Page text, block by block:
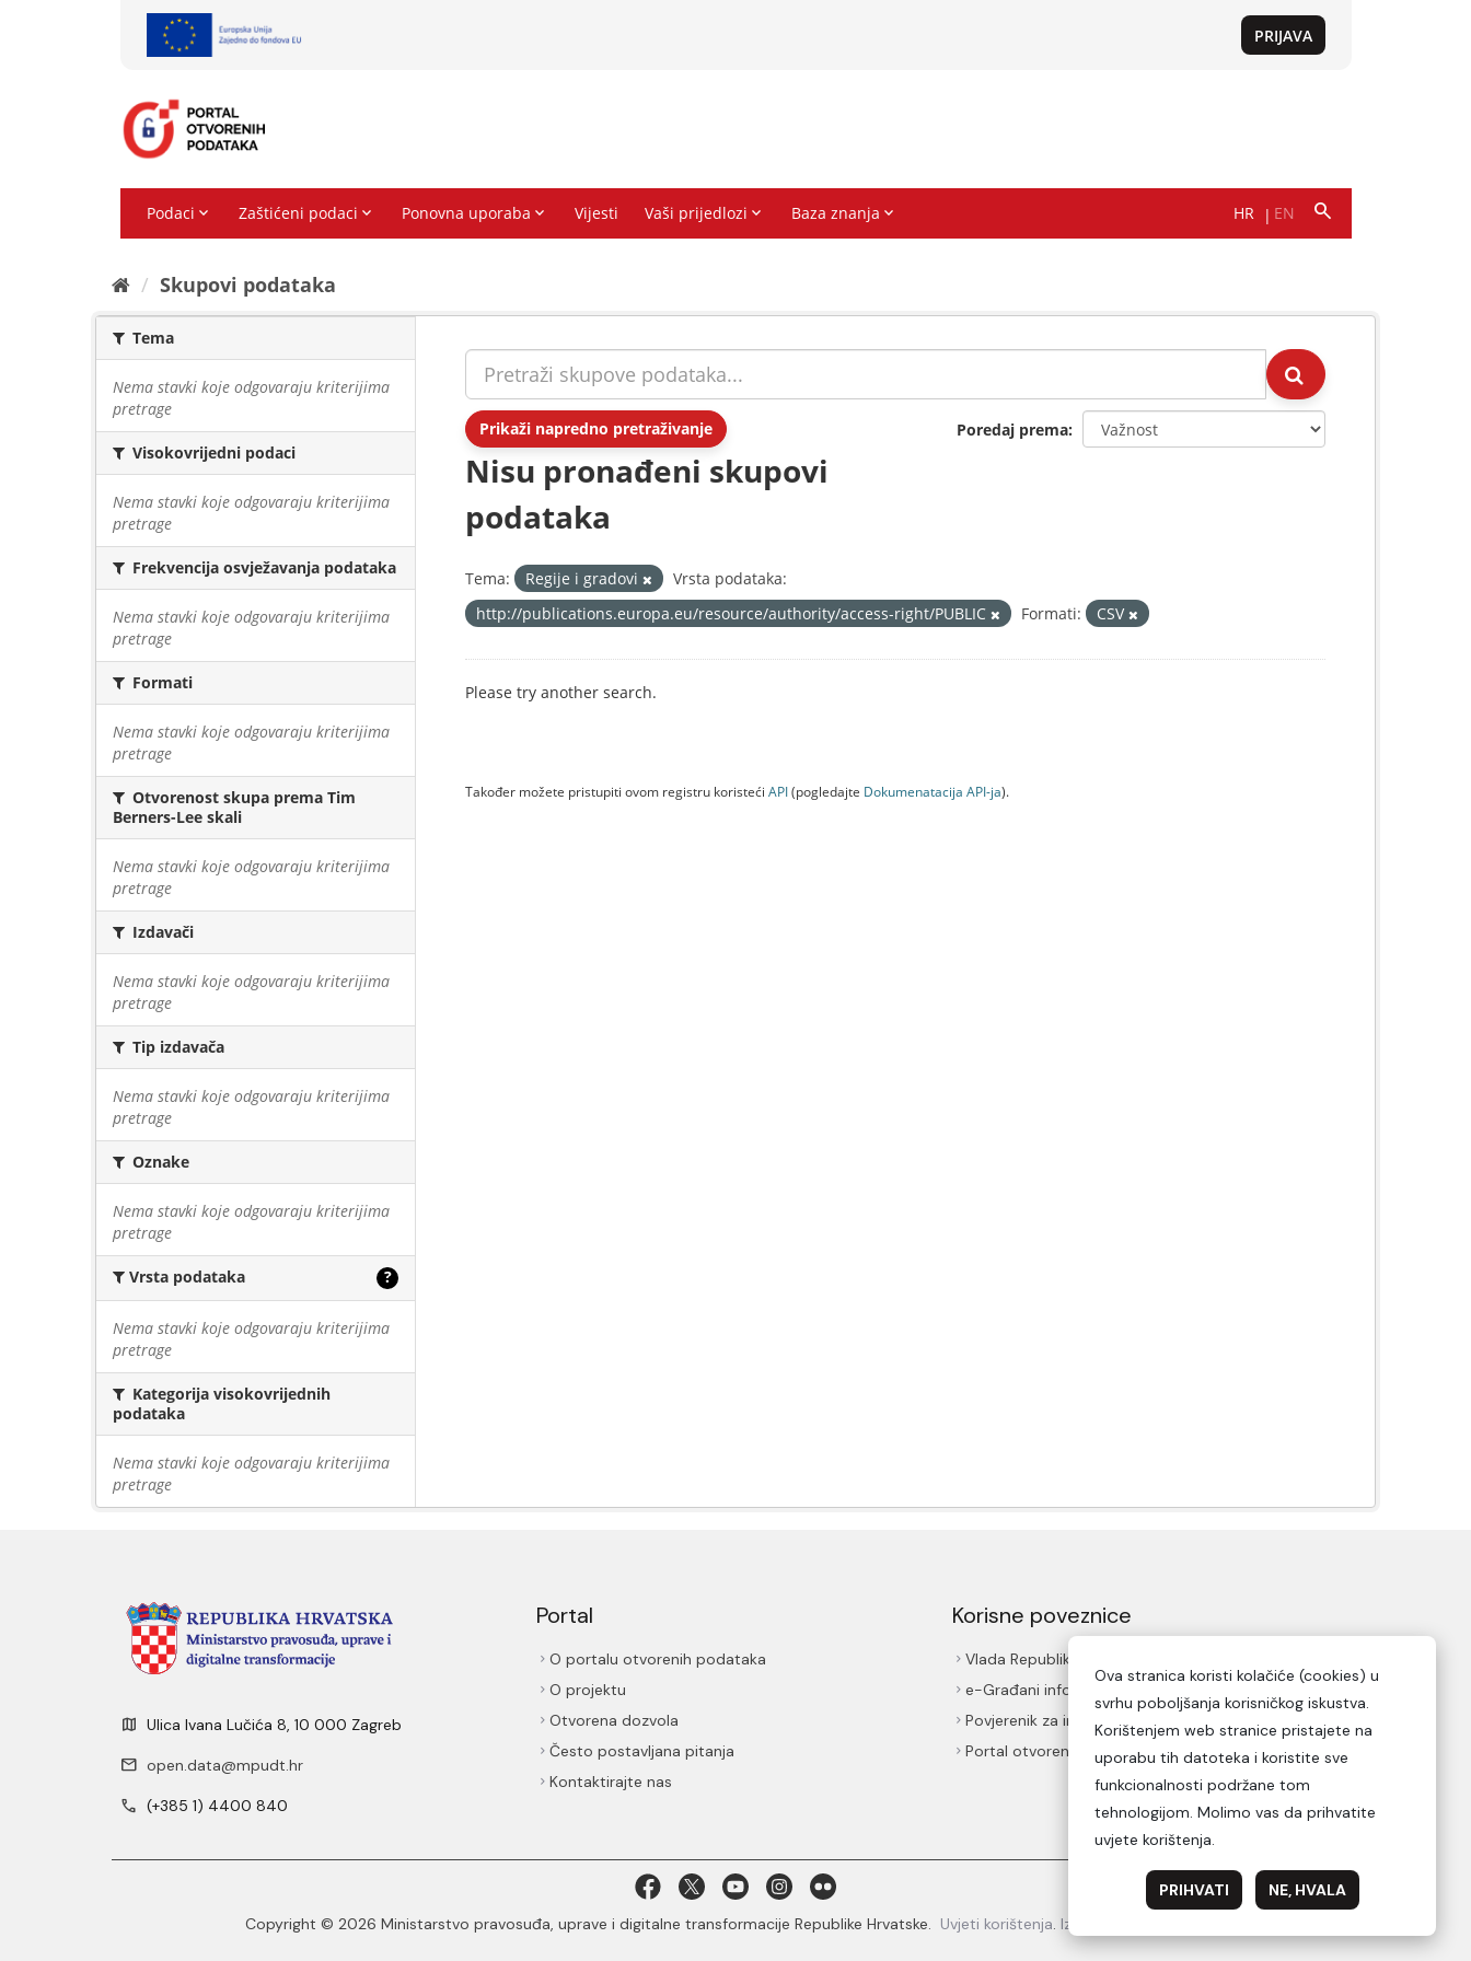
Skupovi podаtаkа
Tema
Nema stavki koje odgovaraju kriterijima
pretrage
Visokovrijedni podaci
Nema stavki koje odgovaraju kriterijima
pretrage
Frekvencija osvježavanja podataka
Nema stavki koje odgovaraju kriterijima
pretrage
Formati
Nema stavki koje odgovaraju kriterijima
pretrage
Otvorenost skupa prema Tim
Berners-Lee skali
Nema stavki koje odgovaraju kriterijima
pretrage
Izdavači
Nema stavki koje odgovaraju kriterijima
pretrage
Tip izdavača
Nema stavki koje odgovaraju kriterijima
pretrage
Oznake
Nema stavki koje odgovaraju kriterijima
pretrage
Vrsta podataka ?
Nema stavki koje odgovaraju kriterijima
pretrage
Kategorija visokovrijednih
podataka
Nema stavki koje odgovaraju kriterijima
pretrage
Prikaži napredno pretraživanje Poredaj prema
Nisu pronađeni skupovi
podataka
Tema: Regije i gradovi
Vrsta podataka:
http://publications.europa.eu/resource/authority/access-right/PUBLIC
Formati: CSV
Please try another search.
Također možete pristupiti ovom registru koristeći API(pogledajte Dokumenаtаcijа API-jа).